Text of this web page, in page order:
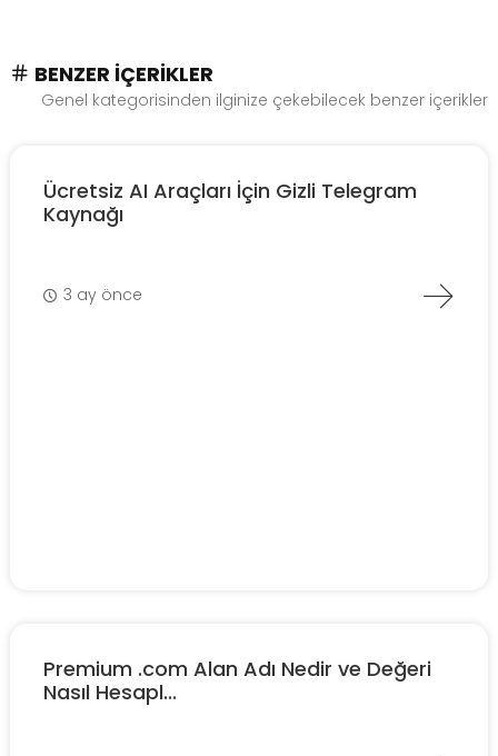
BENZER İÇERIKLER
Genel kategorisinden ilginize çekebilecek benzer içerikler
Ücretsiz AI Araçları İçin Gizli Telegram
Kaynağı
3 ay önce
Premium .com Alan Adı Nedir ve Değeri
Nasıl Hesapl...